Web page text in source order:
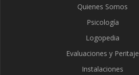
Quienes Somos
Psicología
Logopedia
Evaluaciones y Peritaje
Instalaciones